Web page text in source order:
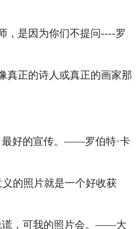
，是因为你们不提问----罗
真正的诗人或真正的画家那
最好的宣传。——罗伯特·卡
的照片就是一个好收获
谎，可我的照片会。——大